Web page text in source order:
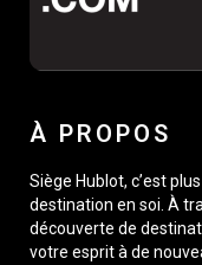
À PROPOS
Siège Hublot, c’est
destination en soi. À
découverte de
votre esprit à de